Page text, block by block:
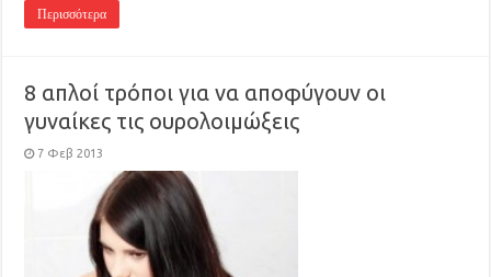
Περισσότερα
8 απλοί τρόποι για να αποφύγουν οι
γυναίκες τις ουρολοιμώξεις
7 Φεβ 2013